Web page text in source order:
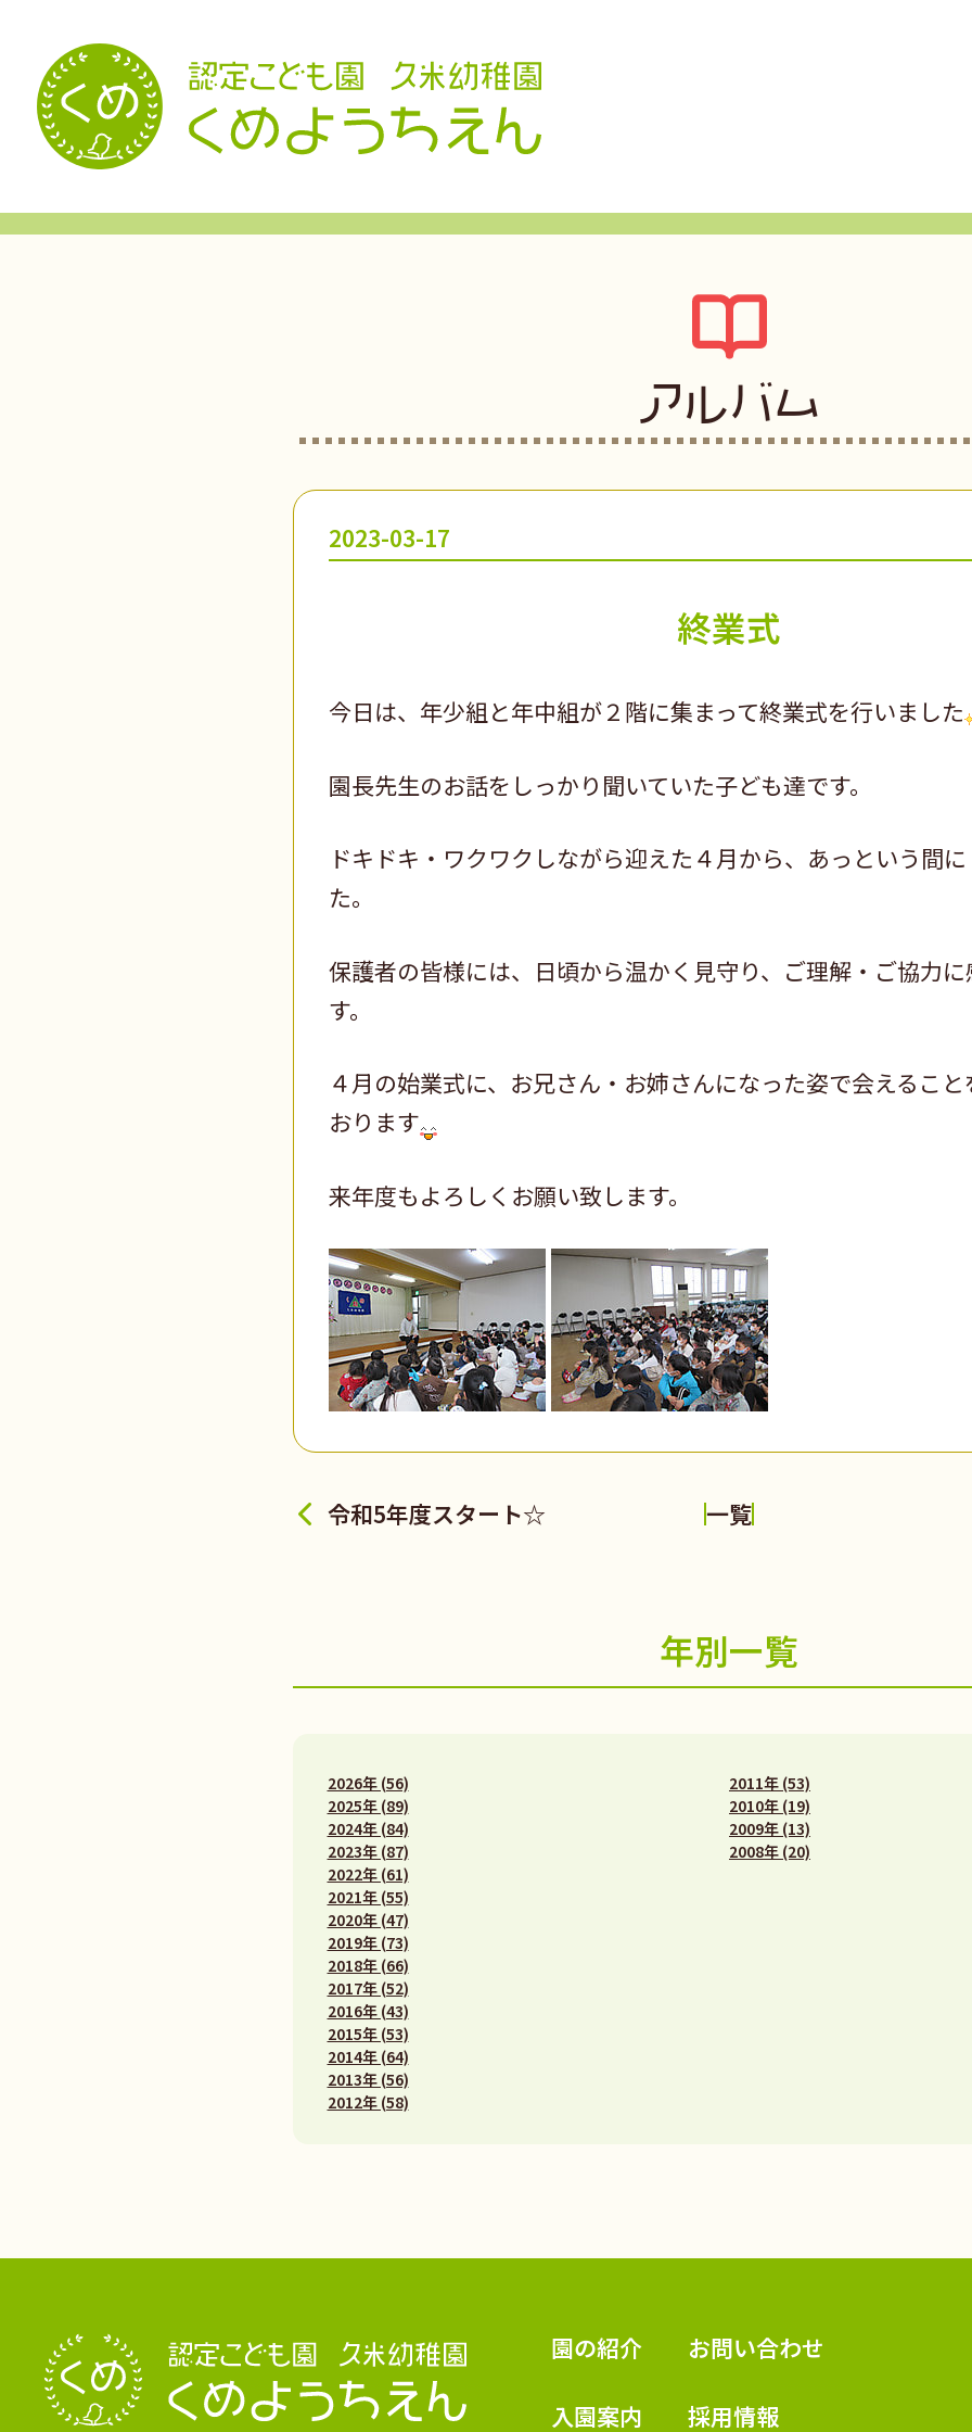
アルバム
2023-03-17
終業式
今日は、年少組と年中組が２階に集まって終業式を行いました
園長先生のお話をしっかり聞いていた子ども達です。
ドキドキ・ワクワクしながら迎えた４月から、あっという間
た。
保護者の皆様には、日頃から温かく見守り、ご理解・ご協力
す。
４月の始業式に、お兄さん・お姉さんになった姿で会えるこ
おります
来年度もよろしくお願い致します。
令和5年度スタート☆ 一覧
年別一覧
2026年 (56)
2025年 (89)
2024年 (84)
2023年 (87)
2022年 (61)
2021年 (55)
2020年 (47)
2019年 (73)
2018年 (66)
2017年 (52)
2016年 (43)
2015年 (53)
2014年 (64)
2013年 (56)
2012年 (58)
2011年 (53)
2010年 (19)
2009年 (13)
2008年 (20)
認定こども園 学校法人久米幼稚園
園の紹介
入園案内
お問い合わせ
採用情報